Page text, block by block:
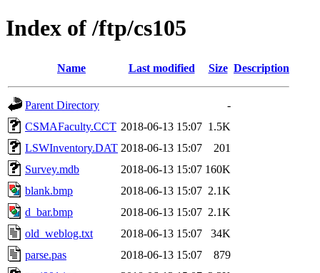
Index of /ftp/cs105
Name Last modified Size Description
Parent Directory
-
CSMAFaculty.CCT 2018-06-13 15:07 1.5K
LSWInventory.DAT 2018-06-13 15:07
201
Survey.mdb
2018-06-13 15:07 160K
blank.bmp
2018-06-13 15:07 2.1K
d_bar.bmp
2018-06-13 15:07 2.1K
old_weblog.txt
2018-06-13 15:07
34K
parse.pas
2018-06-13 15:07
879